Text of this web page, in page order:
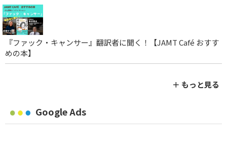
『ファック・キャンサー』翻訳者に聞く！【JAMT Café おすす
めの本】
＋ もっと見る
Google Ads